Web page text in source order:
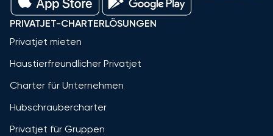
PRIVATJET-CHARTERLÖSUNGEN
Privatjet mieten
Haustierfreundlicher Privatjet
Charter für Unternehmen
Hubschraubercharter
Privatjet für Gruppen